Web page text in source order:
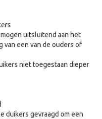
uitsluitend aan het
van een van de ouders of
niet toegestaan dieper
duikers gevraagd om een